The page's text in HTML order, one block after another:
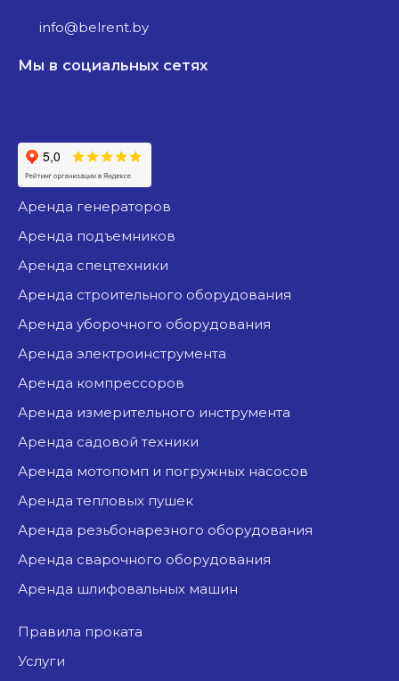
info@belrent.by
Мы в социальных сетях
аренда генераторов
аренда подъемников
аренда спецтехники
аренда строительного оборудования
аренда уборочного оборудования
аренда электроинструмента
аренда компрессоров
аренда измерительного инструмента
аренда садовой техники
аренда мотопомп и погружных насосов
аренда тепловых пушек
аренда резьбонарезного оборудования
аренда сварочного оборудования
аренда шлифовальных машин
Правила проката
Услуги